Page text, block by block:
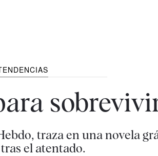
traza en una novela
el atentado.